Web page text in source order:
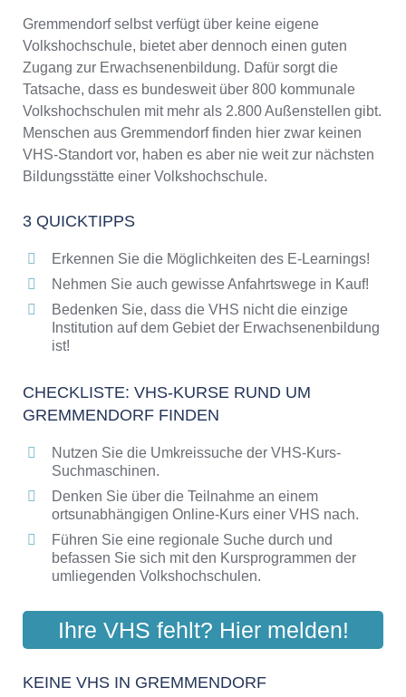
Checkliste: VHS-Kurse rund um Gremmendorf
Keine VHS in Gremmendorf
Online-Kurse: Pro und Contra
Online-Kurse als alternative Angebote zu
VHS-Kursen
Die VHS als Inbegriff der Erwachsenenbildung
Das bundesweite Netzwerk der
Abendschulen rund um Gremmendorf
Bildungsangebote der VHS
Gremmendorf selbst verfügt über keine eigene
Volkshochschule, bietet aber dennoch einen guten
Zugang zur Erwachsenenbildung. Dafür sorgt die
Tatsache, dass es bundesweit über 800 kommunale
Volkshochschulen mit mehr als 2.800 Außenstellen gibt.
Menschen aus Gremmendorf finden hier zwar keinen
VHS-Standort vor, haben es aber nie weit zur nächsten
Bildungsstätte einer Volkshochschule.
3 QUICKTIPPS
Erkennen Sie die Möglichkeiten des E-Learnings!
Nehmen Sie auch gewisse Anfahrtswege in Kauf!
Bedenken Sie, dass die VHS nicht die einzige
Institution auf dem Gebiet der Erwachsenenbildung
ist!
CHECKLISTE: VHS-KURSE RUND UM
GREMMENDORF FINDEN
Nutzen Sie die Umkreissuche der VHS-Kurs-
Suchmaschinen.
Denken Sie über die Teilnahme an einem
ortsunabhängigen Online-Kurs einer VHS nach.
Führen Sie eine regionale Suche durch und
befassen Sie sich mit den Kursprogrammen der
umliegenden Volkshochschulen.
Ihre VHS fehlt? Hier melden!
KEINE VHS IN GREMMENDORF